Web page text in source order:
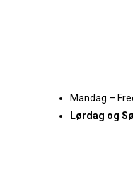
Mandag –
Lørdag og